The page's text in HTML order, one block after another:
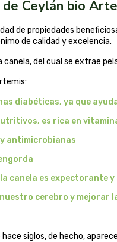
Ceylán bio
de propiedades
de calidad y excelencia.
canela, del cual se extrae
diabéticas, ya que
es rica en
antimicrobianas
canela es expectorante
cerebro y mejorar
siglos, de hecho,